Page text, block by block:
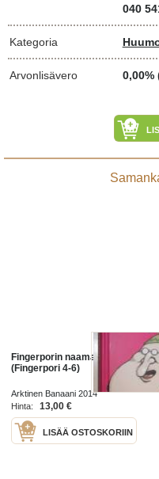
040
Kategoria
Arvonlisävero 0,00%
Fingerporin naamakirja 2
(Fingerpori 4-6)
Arktinen Banaani 2014
Hinta:
13,00 €
LISÄÄ OSTOSKORIIN